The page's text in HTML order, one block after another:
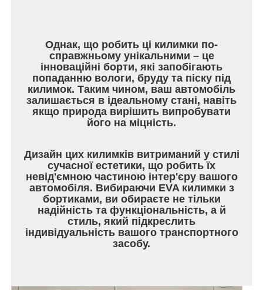
Однак, що робить ці килимки по-
справжньому унікальними – це
інноваційні борти, які запобігають
попаданню вологи, бруду та піску під
килимок. Таким чином, ваш автомобіль
залишається в ідеальному стані, навіть
якщо природа вирішить випробувати
його на міцність.
Дизайн цих килимків витриманий у стилі
сучасної естетики, що робить їх
невід'ємною частиною інтер'єру вашого
автомобіля. Вибираючи EVA килимки з
бортиками, ви обираєте не тільки
надійність та функціональність, а й
стиль, який підкреслить
індивідуальність вашого транспортного
засобу.